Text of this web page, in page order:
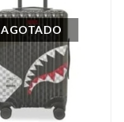
AGOTADO